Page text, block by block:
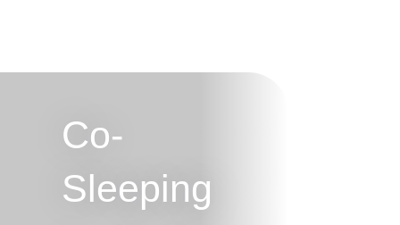
Co-
Sleeping